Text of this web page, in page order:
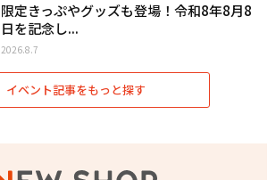
限定きっぷやグッズも登場！令和8年8月8
日を記念し...
2026.8.7
イベント記事をもっと探す